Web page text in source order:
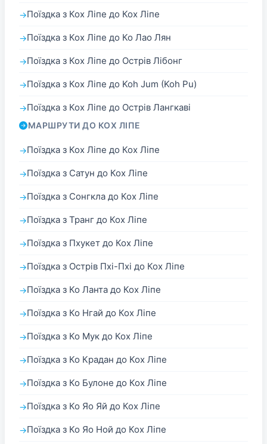
Поїздка з Кох Ліпе до Кох Ліпе
Поїздка з Кох Ліпе до Ко Лао Лян
Поїздка з Кох Ліпе до Острів Лібонг
Поїздка з Кох Ліпе до Koh Jum (Koh Pu)
Поїздка з Кох Ліпе до Острів Лангкаві
МАРШРУТИ ДО КОХ ЛІПЕ
Поїздка з Кох Ліпе до Кох Ліпе
Поїздка з Сатун до Кох Ліпе
Поїздка з Сонгкла до Кох Ліпе
Поїздка з Транг до Кох Ліпе
Поїздка з Пхукет до Кох Ліпе
Поїздка з Острів Пхі-Пхі до Кох Ліпе
Поїздка з Ко Ланта до Кох Ліпе
Поїздка з Ко Нгай до Кох Ліпе
Поїздка з Ко Мук до Кох Ліпе
Поїздка з Ко Крадан до Кох Ліпе
Поїздка з Ко Булоне до Кох Ліпе
Поїздка з Ко Яо Яй до Кох Ліпе
Поїздка з Ко Яо Ной до Кох Ліпе